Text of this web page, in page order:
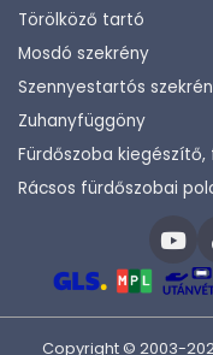
Törölköző tartó
Mosdó szekrény
Szennyestartós
Zuhanyfüggöny
Fürdőszoba kiegészítő,
Rácsos fürdőszobai
Copyright © 2003-2026